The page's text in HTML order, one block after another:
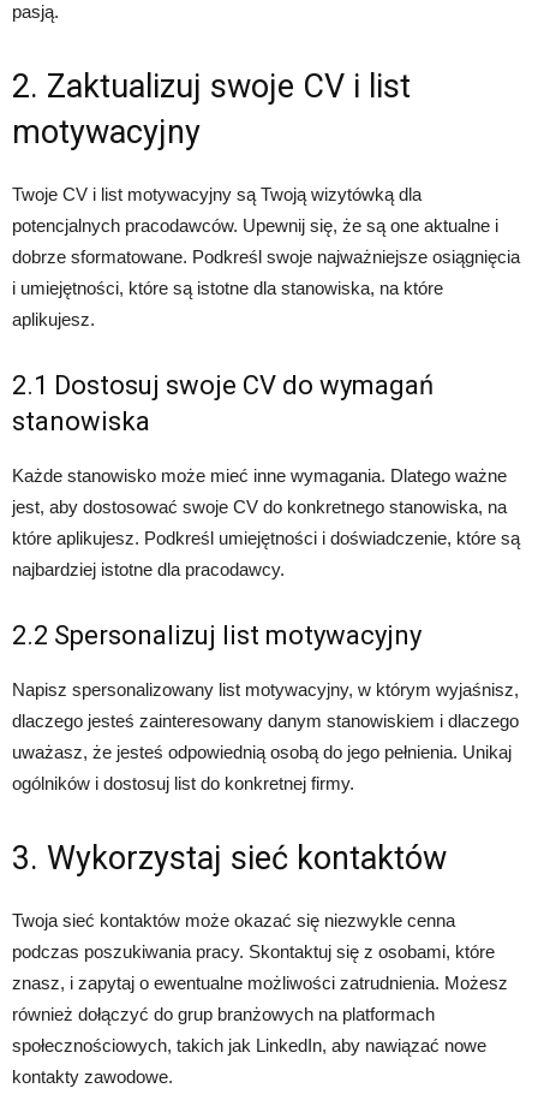
pasją.
2. Zaktualizuj swoje CV i list
motywacyjny
Twoje CV i list motywacyjny są Twoją wizytówką dla
potencjalnych pracodawców. Upewnij się, że są one aktualne i
dobrze sformatowane. Podkreśl swoje najważniejsze osiągnięcia
i umiejętności, które są istotne dla stanowiska, na które
aplikujesz.
2.1 Dostosuj swoje CV do wymagań
stanowiska
Każde stanowisko może mieć inne wymagania. Dlatego ważne
jest, aby dostosować swoje CV do konkretnego stanowiska, na
które aplikujesz. Podkreśl umiejętności i doświadczenie, które są
najbardziej istotne dla pracodawcy.
2.2 Spersonalizuj list motywacyjny
Napisz spersonalizowany list motywacyjny, w którym wyjaśnisz,
dlaczego jesteś zainteresowany danym stanowiskiem i dlaczego
uważasz, że jesteś odpowiednią osobą do jego pełnienia. Unikaj
ogólników i dostosuj list do konkretnej firmy.
3. Wykorzystaj sieć kontaktów
Twoja sieć kontaktów może okazać się niezwykle cenna
podczas poszukiwania pracy. Skontaktuj się z osobami, które
znasz, i zapytaj o ewentualne możliwości zatrudnienia. Możesz
również dołączyć do grup branżowych na platformach
społecznościowych, takich jak LinkedIn, aby nawiązać nowe
kontakty zawodowe.